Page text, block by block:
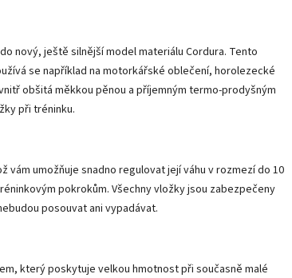
nový, ještě silnější model materiálu Cordura. Tento
se například na motorkářské oblečení, horolezecké
obšitá měkkou pěnou a příjemným termo-prodyšným
při tréninku.
vám umožňuje snadno regulovat její váhu v rozmezí do 10
pokrokům. Všechny vložky jsou zabezpečeny
posouvat ani vypadávat.
který poskytuje velkou hmotnost při současně malé